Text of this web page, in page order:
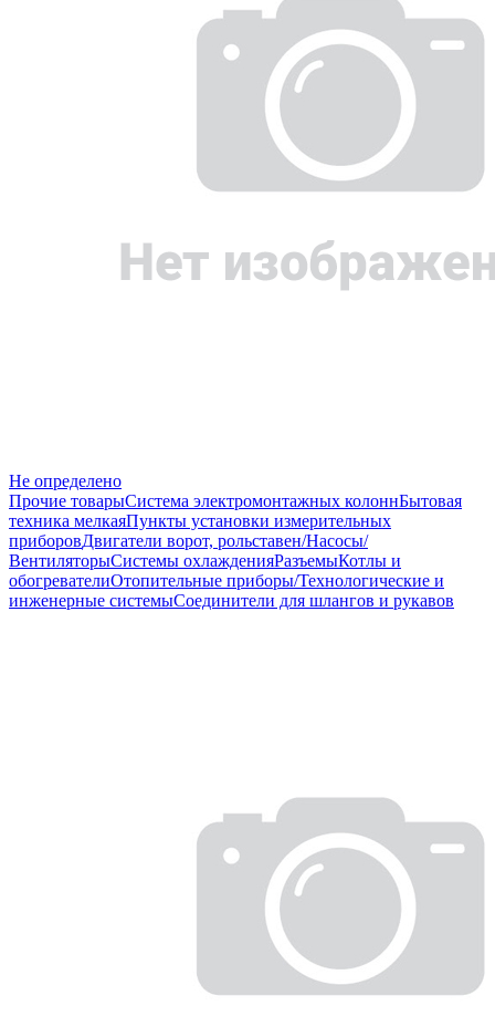
Не определено
Прочие товарыСистема электромонтажных колоннБытовая
техника мелкаяПункты установки измерительных
приборовДвигатели ворот, рольставен/Насосы/
ВентиляторыСистемы охлажденияРазъемыКотлы и
обогревателиОтопительные приборы/Технологические и
инженерные системыСоединители для шлангов и рукавов